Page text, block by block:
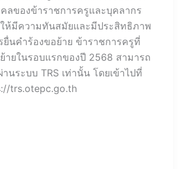
ลของข้าราชการครูและบุคลากร
ห้มีความทันสมัยและมีประสิทธิภาพ
ยื่นคำร้องขอย้าย ข้าราชการครูที่
ายในรอบแรกของปี 2568 สามารถ
านระบบ TRS เท่านั้น โดยเข้าไปที่
trs.otepc.go.th